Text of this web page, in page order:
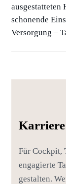
ausgestatteten
schonende
Versorgung –
Karriere
Für Cockpit,
engagierte
gestalten.